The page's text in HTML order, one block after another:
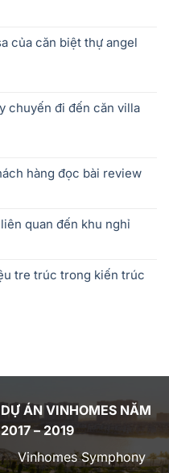
của căn biệt thự angel
chuyến đi đến căn villa
hàng đọc bài review
quan đến khu nghỉ
tre trúc trong kiến trúc
DỰ ÁN VINHOMES NĂM
2017 – 2019
Vinhomes Symphony